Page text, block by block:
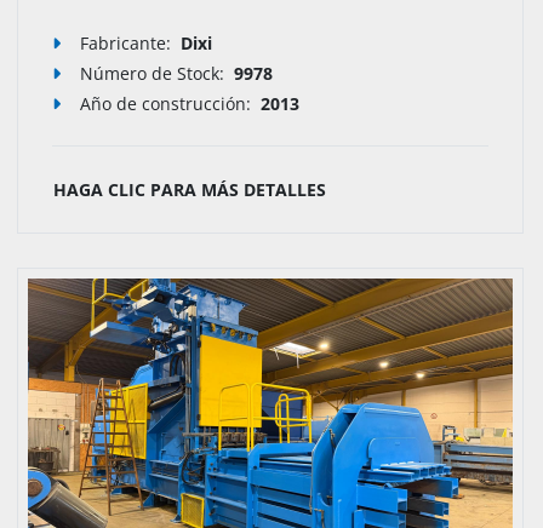
Fabricante: Dixi
Número de Stock: 9978
Año de construcción: 2013
HAGA CLIC PARA MÁS DETALLES